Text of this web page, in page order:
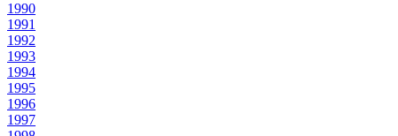
1990
1991
1992
1993
1994
1995
1996
1997